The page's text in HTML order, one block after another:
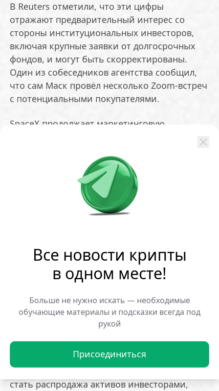
Все новости крипты
в одном месте!
Больше не нужно искать — необходимые
обучающие материалы и подсказки всегда под
рукой
Присоединиться
В Reuters отметили, что эти цифры
отражают предварительный интерес со
стороны институциональных инвесторов,
включая крупные заявки от долгосрочных
фондов, и могут быть скорректированы.
Один из собеседников агентства сообщил,
что сам Маск провёл несколько Zoom-встреч
с потенциальными покупателями.
SpaceX продолжает маркетинговую
финансовый директор Брет Джонсен
планируют посетить обед для
институциональных инвесторов в офисе
Morgan Stanley в центре Манхэттена,
организованный сопрезидентом банка
Размещение проходит в условиях высокой
рыночной волатильности. 10 июня индекс
Nasdaq Composite торговался в минусе после
последний год, а биткоин снизился на 2,8%,
оказавшись на 37% ниже январского
Отдельные аналитики предположили, что
одной из причин спада на рынках могла
стать распродажа активов инвесторами,